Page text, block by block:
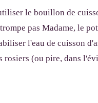
pas Madame, le
l'eau de cuisson
rosiers (ou pire, dans